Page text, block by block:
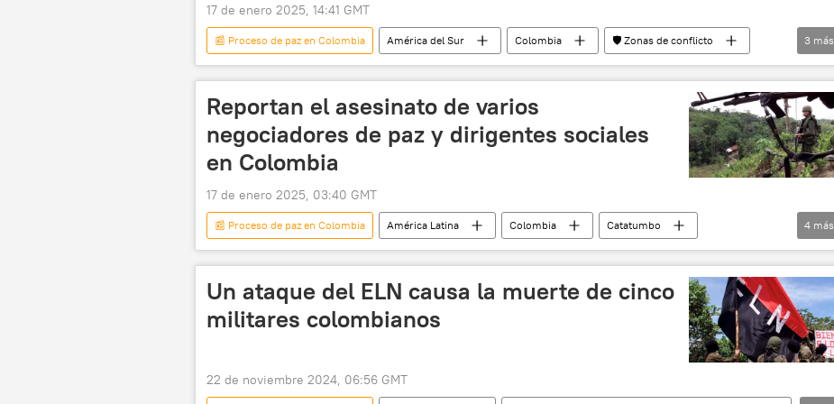
17 de enero 2025, 14:41 GMT
📰 Proceso de paz en Colombia América del Sur Colombia
🛡️ Zonas de conflicto
Gustavo Petro
Ejército de Liberación Nacional (ELN) de Colombia América Latina
3 más
Reportan el asesinato de varios
negociadores de paz y dirigentes sociales
en Colombia
17 de enero 2025, 03:40 GMT
📰 Proceso de paz en Colombia América Latina Colombia
Catatumbo
Carlos Ruiz Massieu
ONU
Ejército de Liberación Nacional (ELN) de Colombia
4 más
Un ataque del ELN causa la muerte de cinco
militares colombianos
22 de noviembre 2024, 06:56 GMT